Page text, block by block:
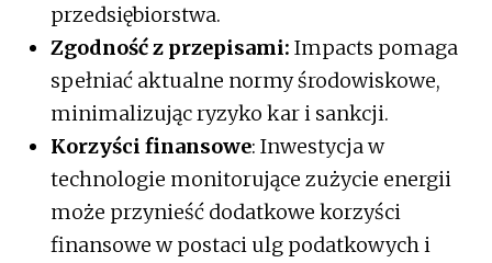
przedsiębiorstwa.
Zgodność z przepisami: Impacts pomaga
spełniać aktualne normy środowiskowe,
minimalizując ryzyko kar i sankcji.
Korzyści finansowe: Inwestycja w
technologie monitorujące zużycie energii
może przynieść dodatkowe korzyści
finansowe w postaci ulg podatkowych i